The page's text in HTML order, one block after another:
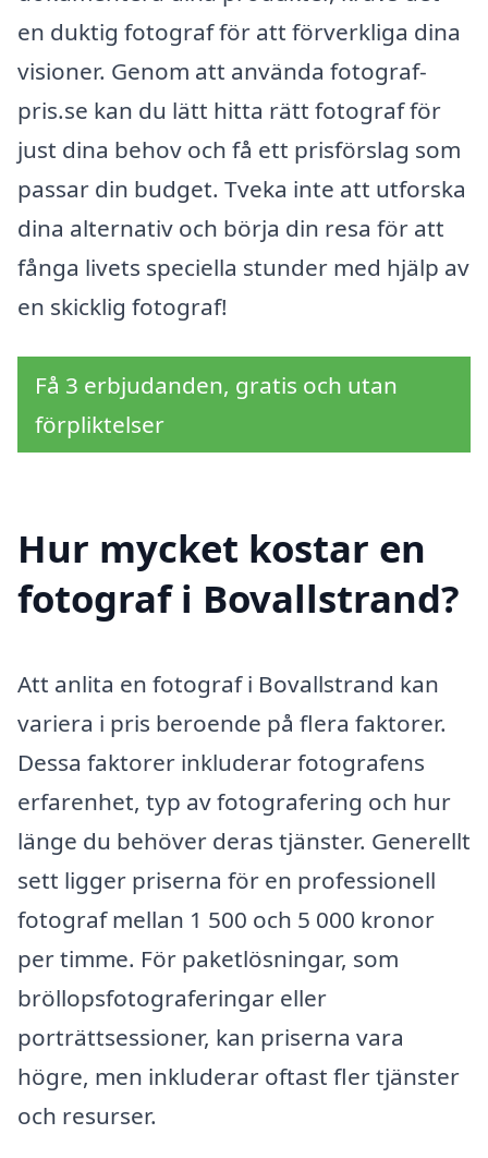
en duktig fotograf för att förverkliga dina
visioner. Genom att använda fotograf-
pris.se kan du lätt hitta rätt fotograf för
just dina behov och få ett prisförslag som
passar din budget. Tveka inte att utforska
dina alternativ och börja din resa för att
fånga livets speciella stunder med hjälp av
en skicklig fotograf!
Få 3 erbjudanden, gratis och utan
förpliktelser
Hur mycket kostar en
fotograf i Bovallstrand?
Att anlita en fotograf i Bovallstrand kan
variera i pris beroende på flera faktorer.
Dessa faktorer inkluderar fotografens
erfarenhet, typ av fotografering och hur
länge du behöver deras tjänster. Generellt
sett ligger priserna för en professionell
fotograf mellan 1 500 och 5 000 kronor
per timme. För paketlösningar, som
bröllopsfotograferingar eller
porträttsessioner, kan priserna vara
högre, men inkluderar oftast fler tjänster
och resurser.